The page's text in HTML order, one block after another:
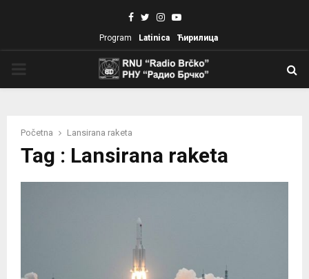
Facebook
TwitterInstagram
Youtube
Program Latinica Ћирилица
Početna Lansirana raketa
Tag : Lansirana raketa